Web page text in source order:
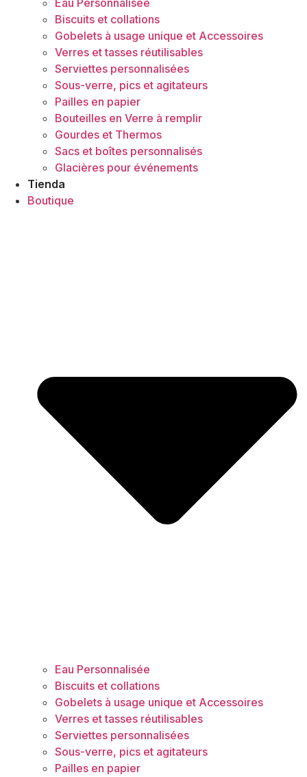
Biscuits et collations
Gobelets à usage unique et Accessoires
Verres et tasses réutilisables
Serviettes personnalisées
Sous-verre, pics et agitateurs
Pailles en papier
Bouteilles en Verre à remplir
Gourdes et Thermos
Sacs et boîtes personnalisés
Glacières pour événements
Tienda
Boutique
Eau Personnalisée
Biscuits et collations
Gobelets à usage unique et Accessoires
Verres et tasses réutilisables
Serviettes personnalisées
Sous-verre, pics et agitateurs
Pailles en papier